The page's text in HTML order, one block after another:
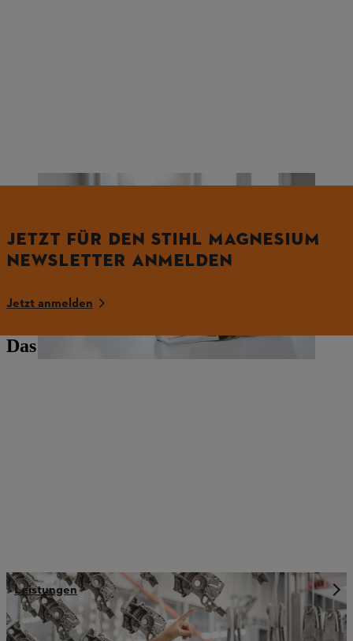
JETZT FÜR DEN STIHL MAGNESIUM
NEWSLETTER ANMELDEN
Jetzt anmelden
Das könnte Sie auch interessieren
Leistungen